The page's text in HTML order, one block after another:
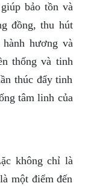
bảo tồn và
đồng, thu hút
hương và
thống và tinh
thúc đẩy tinh
tâm linh của
không chỉ là
một điểm đến